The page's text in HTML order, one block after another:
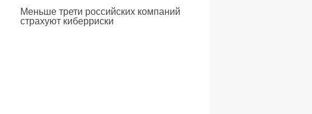
Меньше трети российских компаний
страхуют киберриски